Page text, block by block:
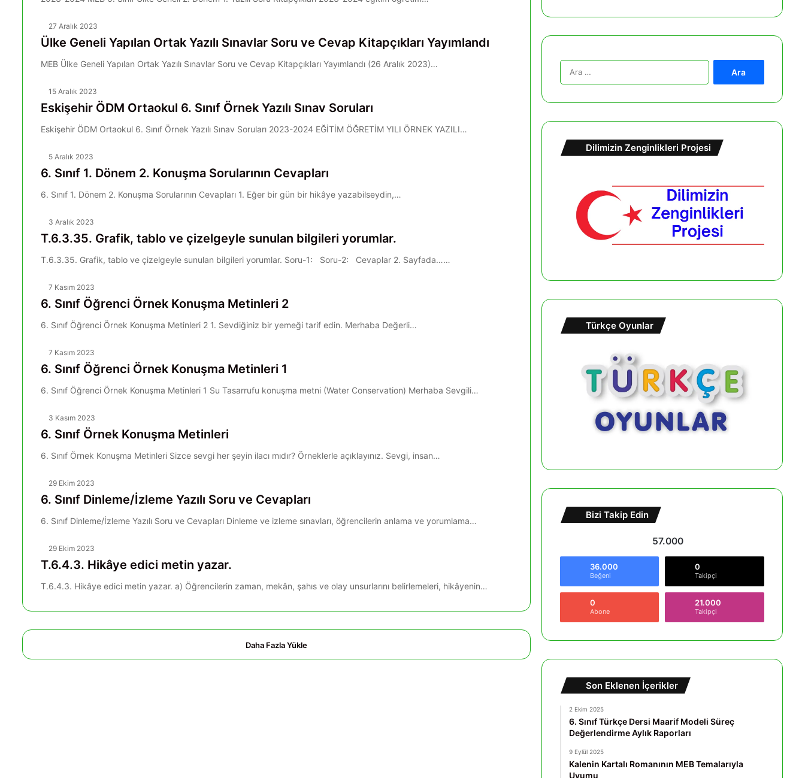
27 Aralık 2023
Ülke Geneli Yapılan Ortak Yazılı Sınavlar Soru ve Cevap Kitapçıkları Yayımlandı
MEB Ülke Geneli Yapılan Ortak Yazılı Sınavlar Soru ve Cevap Kitapçıkları Yayımlandı (26 Aralık 2023)…
15 Aralık 2023
Eskişehir ÖDM Ortaokul 6. Sınıf Örnek Yazılı Sınav Soruları
Eskişehir ÖDM Ortaokul 6. Sınıf Örnek Yazılı Sınav Soruları 2023-2024 EĞİTİM ÖĞRETİM YILI ÖRNEK YAZILI…
5 Aralık 2023
6. Sınıf 1. Dönem 2. Konuşma Sorularının Cevapları
6. Sınıf 1. Dönem 2. Konuşma Sorularının Cevapları 1. Eğer bir gün bir hikâye yazabilseydin,…
3 Aralık 2023
T.6.3.35. Grafik, tablo ve çizelgeyle sunulan bilgileri yorumlar.
T.6.3.35. Grafik, tablo ve çizelgeyle sunulan bilgileri yorumlar. Soru-1: Soru-2: Cevaplar 2. Sayfada……
7 Kasım 2023
6. Sınıf Öğrenci Örnek Konuşma Metinleri 2
6. Sınıf Öğrenci Örnek Konuşma Metinleri 2 1. Sevdiğiniz bir yemeği tarif edin. Merhaba Değerli…
7 Kasım 2023
6. Sınıf Öğrenci Örnek Konuşma Metinleri 1
6. Sınıf Öğrenci Örnek Konuşma Metinleri 1 Su Tasarrufu konuşma metni (Water Conservation) Merhaba Sevgili…
3 Kasım 2023
6. Sınıf Örnek Konuşma Metinleri
6. Sınıf Örnek Konuşma Metinleri Sizce sevgi her şeyin ilacı mıdır? Örneklerle açıklayınız. Sevgi, insan…
29 Ekim 2023
6. Sınıf Dinleme/İzleme Yazılı Soru ve Cevapları
6. Sınıf Dinleme/İzleme Yazılı Soru ve Cevapları Dinleme ve izleme sınavları, öğrencilerin anlama ve yorumlama…
29 Ekim 2023
T.6.4.3. Hikâye edici metin yazar.
T.6.4.3. Hikâye edici metin yazar. a) Öğrencilerin zaman, mekân, şahıs ve olay unsurlarını belirlemeleri, hikâyenin…
Daha Fazla Yükle
m
Dilimizin Zenginlikleri Projesi
Türkçe Oyunlar
Bizi Takip Edin
57.000
36.000
Beğeni
0
Takipçi
0
Abone
21.000
Takipçi
Son Eklenen İçerikler
2 Ekim 2025
6. Sınıf Türkçe Dersi Maarif Modeli Süreç
Değerlendirme Aylık Raporları
9 Eylül 2025
Kalenin Kartalı Romanının MEB Temalarıyla
Uyumu